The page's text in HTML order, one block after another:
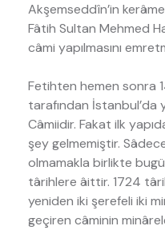
Akşemseddîn’in
Fâtih Sultan Mehmed
câmi yapılmasını
Fetihten hemen sonra
tarafından İstanbul’da
Câmiidir. Fakat ilk
şey gelmemiştir.
olmamakla birlikte
târihlere âittir. 1724
yeniden iki şerefeli iki
geçiren câminin